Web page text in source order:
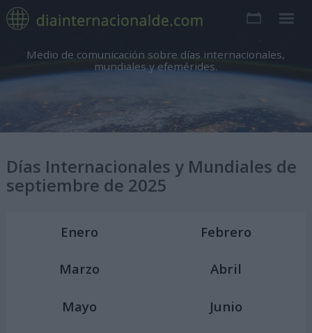
Medio de comunicación sobre días internacionales,
mundiales y efemérides.
Días Internacionales y Mundiales de
septiembre de 2025
Enero Febrero
Marzo Abril
Mayo Junio